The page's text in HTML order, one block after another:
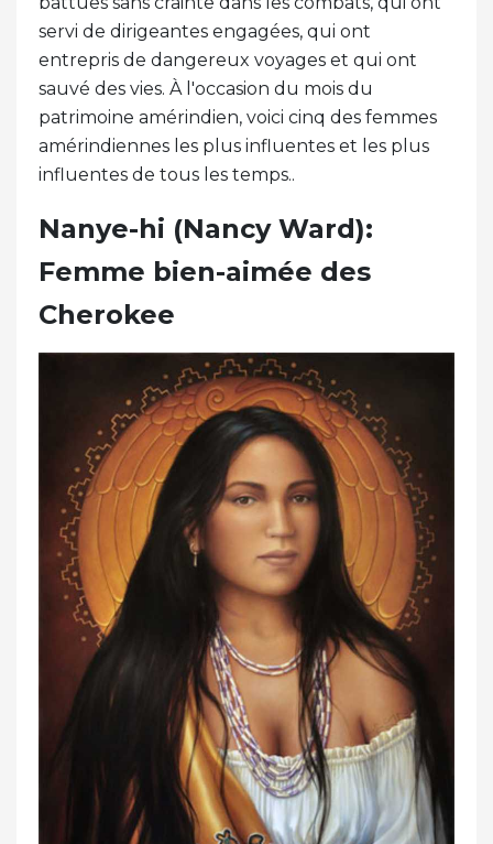
servi de dirigeantes engagées, qui ont
entrepris de dangereux voyages et qui ont
sauvé des vies. À l'occasion du mois du
patrimoine amérindien, voici cinq des femmes
amérindiennes les plus influentes et les plus
influentes de tous les temps..
Nanye-hi (Nancy Ward):
Femme bien-aimée des
Cherokee